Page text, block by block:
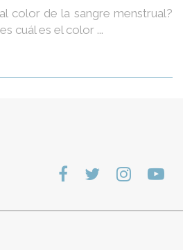
color de la sangre menstrual?
cuál es el color ...